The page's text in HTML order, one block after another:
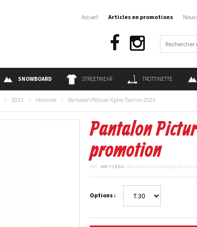
SNOWBOARD STREETWEAR TROTTINETTE
Accueil Articles en promotions
/ 2023 / Homme / Pantalon Picture Alpho Tannin 2023
Pantalon
promotion
Réf. : MPT155A - Pantalon Picture Alpho Tannin
Options :